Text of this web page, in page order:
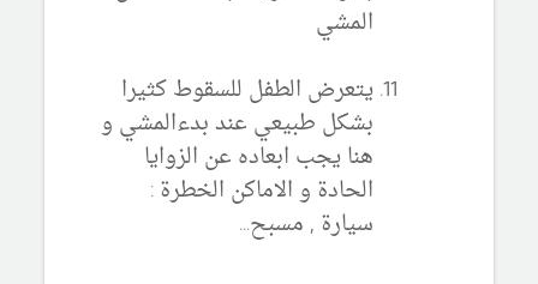
المشي
يتعرض الطفل للسقوط كثيرا
بشكل طبيعي عند بدءالمشي و
هنا يجب ابعاده عن الزوايا
الحادة و الاماكن الخطرة :
سيارة , مسبح...